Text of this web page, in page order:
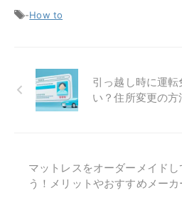
-How to
引っ越し時に運
い？住所変更の
マットレスをオーダーメイドし
う！メリットやおすすめメーカ